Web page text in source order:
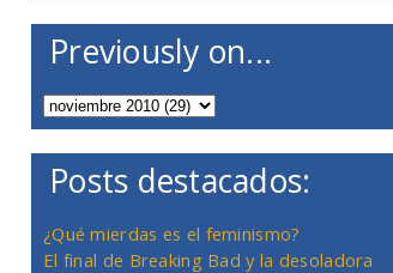
Previously on...
Posts destacados:
¿Qué mierdas es el feminismo?
El final de Breaking Bad y la desoladora